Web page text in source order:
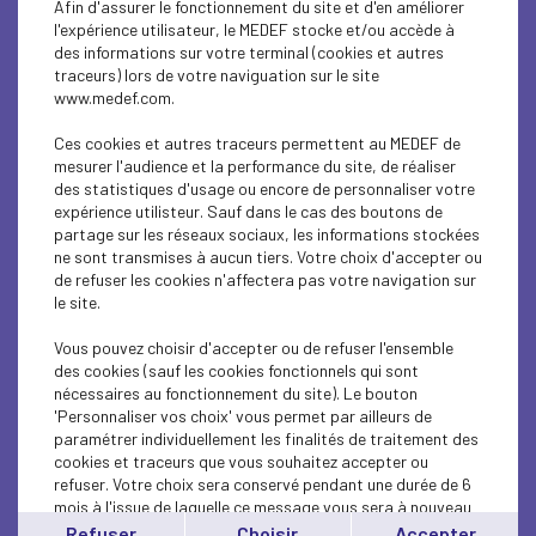
SOCIAL
CSR
PARITY-DIVERSITY
ECONOMY
ECONOMY
MEDEF LIFE
MEDEF LIFE
MEDEF LIFE
ECONOMY
Afin d'assurer le fonctionnement du site et d'en améliorer
l'expérience utilisateur, le MEDEF stocke et/ou accède à
des informations sur votre terminal (cookies et autres
traceurs) lors de votre naviguation sur le site
www.medef.com.
Ces cookies et autres traceurs permettent au MEDEF de
mesurer l'audience et la performance du site, de réaliser
des statistiques d'usage ou encore de personnaliser votre
expérience utilisteur. Sauf dans le cas des boutons de
partage sur les réseaux sociaux, les informations stockées
ne sont transmises à aucun tiers. Votre choix d'accepter ou
de refuser les cookies n'affectera pas votre navigation sur
le site.
Vous pouvez choisir d'accepter ou de refuser l'ensemble
des cookies (sauf les cookies fonctionnels qui sont
nécessaires au fonctionnement du site). Le bouton
'Personnaliser vos choix' vous permet par ailleurs de
paramétrer individuellement les finalités de traitement des
cookies et traceurs que vous souhaitez accepter ou
refuser. Votre choix sera conservé pendant une durée de 6
mois à l'issue de laquelle ce message vous sera à nouveau
affiché..